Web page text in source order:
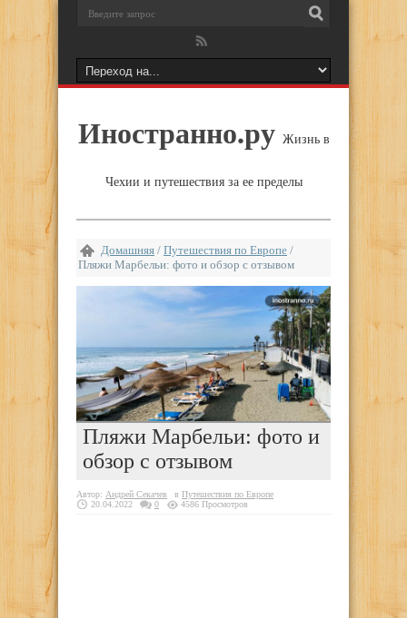
Иностранно.ру Жизнь в
Чехии и путешествия за ее пределы
Домашняя / Путешествия по Европе /
Пляжи Марбельи: фото и обзор с отзывом
Пляжи Марбельи: фото и
обзор с отзывом
Автор: Андрей Секачев в Путешествия по Европе
20.04.2022
0 4586 Просмотров